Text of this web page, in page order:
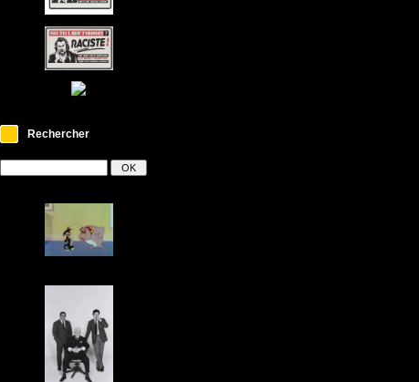
Rechercher